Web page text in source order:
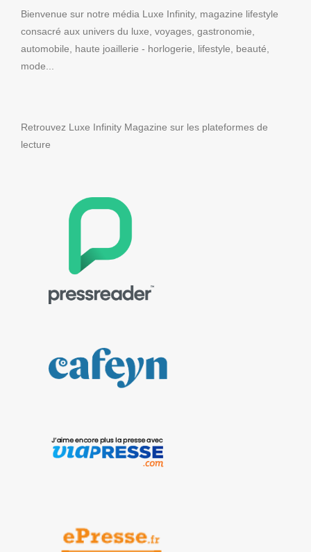
Bienvenue sur notre média Luxe Infinity, magazine lifestyle
consacré aux univers du luxe, voyages, gastronomie,
automobile, haute joaillerie - horlogerie, lifestyle, beauté,
mode...
Retrouvez Luxe Infinity Magazine sur les plateformes de
lecture